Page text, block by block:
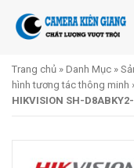
Trang chủ » Danh Mục »
hình tương tác thông minh
HIKVISION SH-